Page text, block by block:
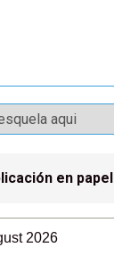
en papel
2026